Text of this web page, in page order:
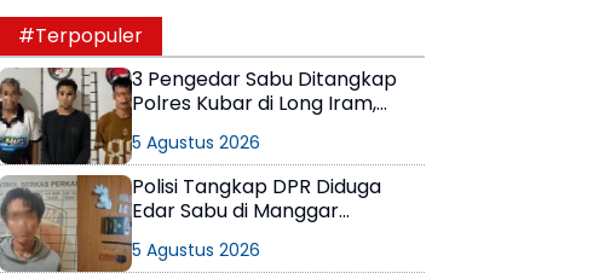
#Terpopuler
3 Pengedar Sabu Ditangkap
Polres Kubar di Long Iram,
5 Agustus 2026
Polisi Tangkap DPR Diduga
Edar Sabu di Manggar
5 Agustus 2026